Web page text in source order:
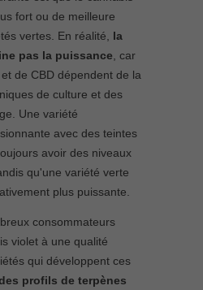
fort ou de meilleure
vertes. En réalité, la
pas la puissance , car
de CBD dépendent de la
de culture et des
Une variété
avec des teintes
avoir des niveaux
qu'une variété verte
plus puissante.
consommateurs
violet à une qualité
qui développent ces
profils de terpènes